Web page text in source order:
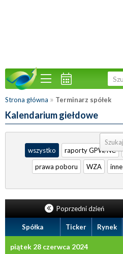
Strona główna » Terminarz spółek
Kalendarium giełdowe
Sortuj:
wszystko
raporty GPW/NC
prawa poboru
WZA inne
Poprzedni dzień
Spółka Ticker Rynek
piątek 28 czerwca 2024